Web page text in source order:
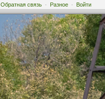
Обратная связь · Разное · Войти